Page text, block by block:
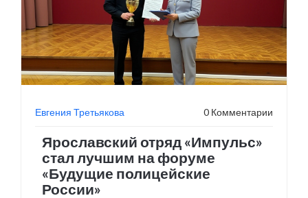
Евгения Третьякова 0 Комментарии
Ярославский отряд «Импульс»
стал лучшим на форуме
«Будущие полицейские
России»